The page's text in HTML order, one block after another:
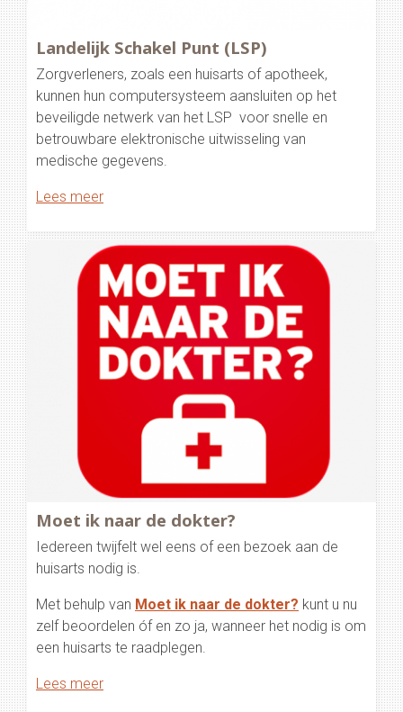
Landelijk Schakel Punt (LSP)
Zorgverleners, zoals een huisarts of apotheek,
kunnen hun computersysteem aansluiten op het
beveiligde netwerk van het LSP voor snelle en
betrouwbare elektronische uitwisseling van
medische gegevens.
Lees meer
Moet ik naar de dokter?
Iedereen twijfelt wel eens of een bezoek aan de
huisarts nodig is.
Met behulp van Moet ik naar de dokter? kunt u nu
zelf beoordelen óf en zo ja, wanneer het nodig is om
een huisarts te raadplegen.
Lees meer